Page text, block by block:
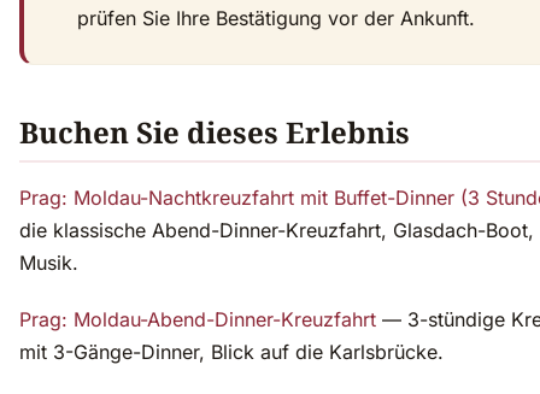
prüfen Sie Ihre Bestätigung vor der Ankunft.
Buchen Sie dieses Erlebnis
Prag: Moldau-Nachtkreuzfahrt mit Buffet-Dinner (3
die klassische Abend-Dinner-Kreuzfahrt, Glasdach-
Musik.
Prag: Moldau-Abend-Dinner-Kreuzfahrt — 3-stündige
mit 3-Gänge-Dinner, Blick auf die Karlsbrücke.